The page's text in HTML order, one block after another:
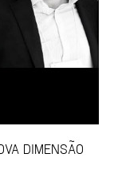
DIMENSÃO